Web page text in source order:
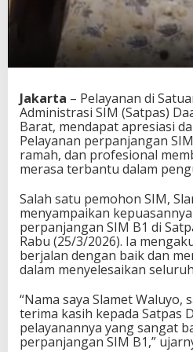
Jakarta – Pelayanan di
Administrasi SIM (Satpas)
Barat, mendapat apresiasi
Pelayanan perpanjangan
ramah, dan profesional
merasa terbantu dalam
Salah satu pemohon SIM,
menyampaikan
perpanjangan SIM B1 di
Rabu (25/3/2026). Ia
berjalan dengan baik dan
dalam menyelesaikan
“Nama saya Slamet Waluyo,
terima kasih kepada Satpas
pelayanannya yang sangat
perpanjangan SIM B1,”